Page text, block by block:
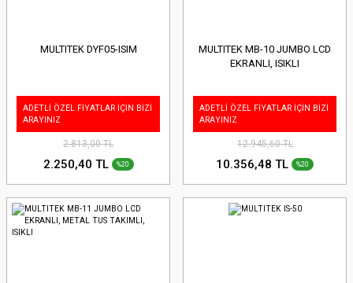
MULTITEK DYF05-ISIM
ADETLİ ÖZEL FİYATLAR İÇİN BİZİ
ARAYINIZ
2.813,00 TL
2.250,40 TL %20
MULTITEK MB-10 JUMBO LCD
EKRANLI, ISIKLI
ADETLİ ÖZEL FİYATLAR İÇİN BİZİ
ARAYINIZ
12.945,60 TL
10.356,48 TL %20